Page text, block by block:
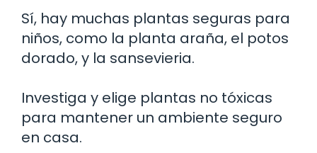
Sí, hay muchas plantas seguras para
niños, como la planta araña, el potos
dorado, y la sansevieria.
Investiga y elige plantas no tóxicas
para mantener un ambiente seguro
en casa.